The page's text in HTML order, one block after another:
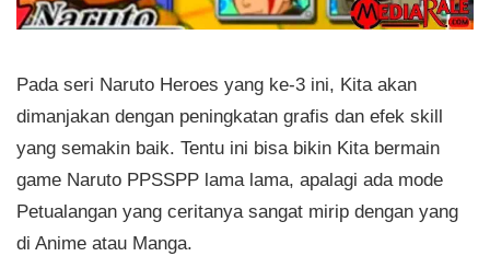
Pada seri Naruto Heroes yang ke-3 ini, Kita akan
dimanjakan dengan peningkatan grafis dan efek skill
yang semakin baik. Tentu ini bisa bikin Kita bermain
game Naruto PPSSPP lama lama, apalagi ada mode
Petualangan yang ceritanya sangat mirip dengan yang
di Anime atau Manga.